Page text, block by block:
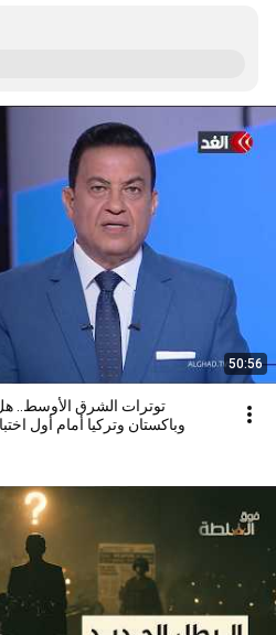
50:56
توترات الشرق الأوسط..
وباكستان وتركيا أمام أول